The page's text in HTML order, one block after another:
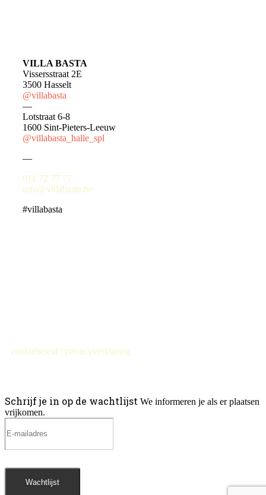
VILLA BASTA
Vissersstraat 2E
3500 Hasselt
@villabasta
—
Lotstraat 6-8
1600 Sint-Pieters-Leeuw
@villabasta_halle_spl
—
011 72 77 77
info@villabasta.be
#villabasta
cookiebeleid | privacyverklaring
Schrijf je in op de wachtlijst We informeren je als er plaatsen
vrijkomen.
Wachtlijst